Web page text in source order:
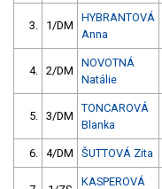
3. 1/DM
HYBRANTOVÁ
Anna
4. 2/DM
NOVOTNÁ
Natálie
5. 3/DM
TONCAROVÁ
Blanka
6. 4/DM ŠUTTOVÁ Zita
KASPEROVÁ